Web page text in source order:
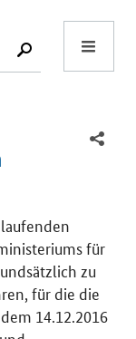
SUCHE
für
zu
für die die
14.12.2016